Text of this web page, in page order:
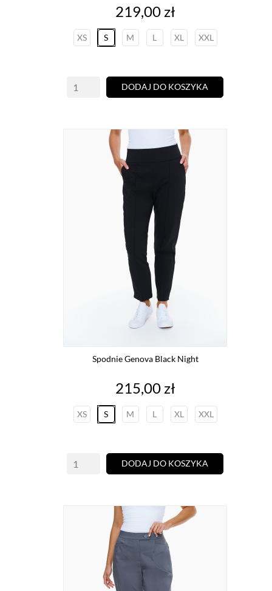
Cena
219,00 zł
XS S M L XL XXL
DODAJ DO KOSZYKA
Spodnie Genova Black Night
Cena
215,00 zł
XS S M L XL XXL
DODAJ DO KOSZYKA